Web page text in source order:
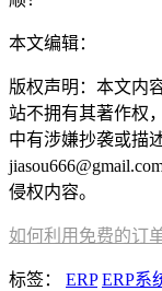
本文编辑：
版权声明：本文内
站不拥有其著作权
中有涉嫌抄袭或描
侵权内容。
如何利用免费的订
标签： ERP ERP系